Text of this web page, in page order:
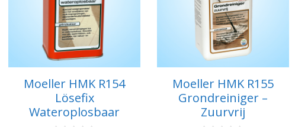
Moeller HMK R154
Lösefix
Wateroplosbaar
Moeller HMK R155
Grondreiniger –
Zuurvrij